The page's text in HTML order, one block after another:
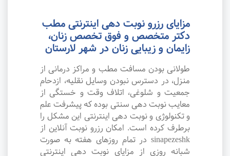
مزایای رزرو نوبت دهی اینترنتی مطب
دکتر متخصص و فوق تخصص زنان،
زایمان و زیبایی زنان در شهر لارستان
طولانی بودن مسافت مطب و مراکز درمانی از
منزل، در دسترس نبودن وسایل نقلیه، ازدحام
جمعیت و شلوغی، اتلاف وقت و خستگی از
معایب نوبت دهی سنتی بوده که پیشرفت علم
و تکنولوژی و نوبت دهی اینترنتی این مشکل را
برطرف کرده است. امکان رزرو نوبت آنلاین از
sinapezeshk در تمام روزهای هفته به صورت
شبانه روزی از مزایای نوبت دهی اینترنتی